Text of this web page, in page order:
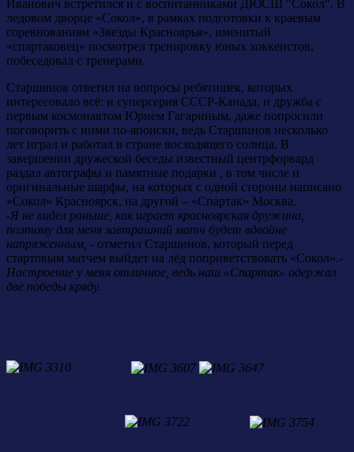
Иванович встретился и с воспитанниками ДЮСШ "Сокол". В
ледовом дворце «Сокол», в рамках подготовки к краевым
соревнованиям «Звезды Красноярья», именитый
«спартаковец» посмотрел тренировку юных хоккеистов,
побеседовал с тренерами.
Старшинов ответил на вопросы ребятишек, которых
интересовало всё: и суперсерия СССР-Канада, и дружба с
первым космонавтом Юрием Гагариным, даже попросили
поговорить с ними по-японски, ведь Старшинов несколько
лет играл и работал в стране восходящего солнца. В
завершении дружеской беседы известный центрфорвард
раздал автографы и памятные подарки , в том числе и
оригинальные шарфы, на которых с одной стороны написано
«Сокол» Красноярск, на другой – «Спартак» Москва.
-Я не видел раньше, как играет красноярская дружина,
поэтому для меня завтрашний матч будет вдвойне
напряженным, - отметил Старшинов, который перед
стартовым матчем выйдет на лёд поприветствовать «Сокол».-
Настроение у меня отличное, ведь наш «Спартак» одержал
две победы кряду.